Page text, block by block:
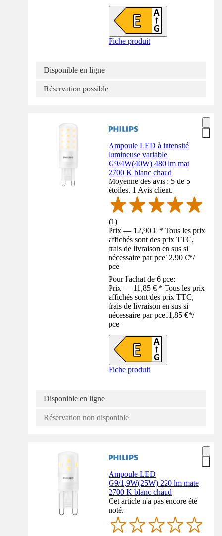
Fiche produit
Disponible en ligne
Réservation possible
Ampoule LED à intensité
lumineuse variable
G9/4W(40W) 480 lm mat
2700 K blanc chaud
Moyenne des avis : 5 de 5
étoiles. 1 Avis client.
(1)
Prix — 12,90 € * Tous les prix
affichés sont des prix TTC,
frais de livraison en sus si
nécessaire par pce12,90 €*/
pce
Pour l'achat de 6 pce:
Prix — 11,85 € * Tous les prix
affichés sont des prix TTC,
frais de livraison en sus si
nécessaire par pce11,85 €*/
pce
Fiche produit
Disponible en ligne
Réservation non disponible
Ampoule LED
G9/1,9W(25W) 220 lm mate
2700 K blanc chaud
Cet article n'a pas encore été
noté.